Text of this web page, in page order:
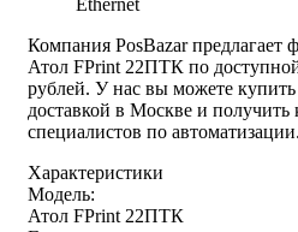
Ethernet
Компания PosBazar предлагает
Атол FPrint 22ПТК по
рублей. У нас вы можете купить
доставкой в Москве и
специалистов по автоматизации.
Характеристики
Модель:
Атол FPrint 22ПТК